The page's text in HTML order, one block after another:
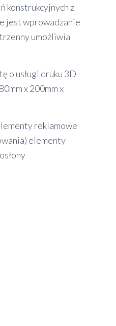
konstrukcyjnych z
jest wprowadzanie
umożliwia
o usługi druku 3D
x 200mm x
reklamowe
elementy